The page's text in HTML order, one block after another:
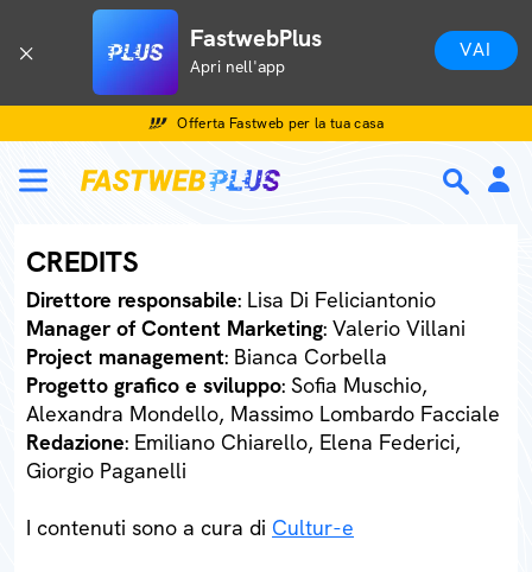
FastwebPlus
Apri nell'app
VAI
Offerta Fastweb per la tua casa
CREDITS
Direttore responsabile: Lisa Di Feliciantonio
Manager of Content Marketing: Valerio Villani
Project management: Bianca Corbella
Progetto grafico e sviluppo: Sofia Muschio,
Alexandra Mondello, Massimo Lombardo Facciale
Redazione: Emiliano Chiarello, Elena Federici,
Giorgio Paganelli
I contenuti sono a cura di Cultur-e